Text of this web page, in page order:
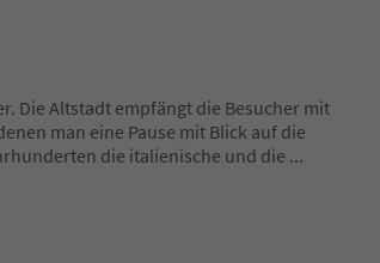
Die Altstadt empfängt die Besucher mit
man eine Pause mit Blick auf die
die italienische und die ...